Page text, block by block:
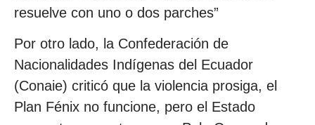
resuelve con uno o dos parches”
Por otro lado, la Confederación de
Nacionalidades Indígenas del Ecuador
(Conaie) criticó que la violencia prosiga, el
Plan Fénix no funcione, pero el Estado